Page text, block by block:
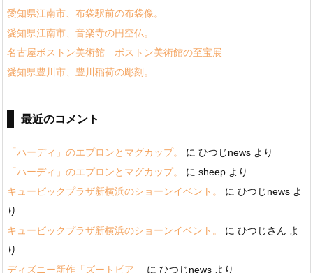
愛知県江南市、布袋駅前の布袋像。
愛知県江南市、音楽寺の円空仏。
名古屋ボストン美術館 ボストン美術館の至宝展
愛知県豊川市、豊川稲荷の彫刻。
最近のコメント
「ハーディ」のエプロンとマグカップ。 に ひつじnews より
「ハーディ」のエプロンとマグカップ。
に sheep より
キュービックプラザ新横浜のショーンイベント。
に ひつじnews よ
り
キュービックプラザ新横浜のショーンイベント。
に ひつじさん よ
り
ディズニー新作「ズートピア」
に ひつじnews より